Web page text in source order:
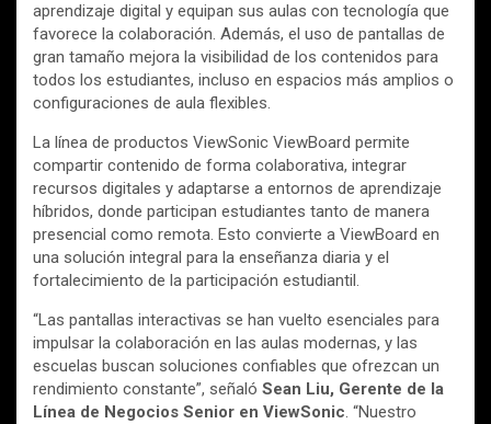
aprendizaje digital y equipan sus aulas con tecnología que
favorece la colaboración. Además, el uso de pantallas de
gran tamaño mejora la visibilidad de los contenidos para
todos los estudiantes, incluso en espacios más amplios o
configuraciones de aula flexibles.
La línea de productos ViewSonic ViewBoard permite
compartir contenido de forma colaborativa, integrar
recursos digitales y adaptarse a entornos de aprendizaje
híbridos, donde participan estudiantes tanto de manera
presencial como remota. Esto convierte a ViewBoard en
una solución integral para la enseñanza diaria y el
fortalecimiento de la participación estudiantil.
“Las pantallas interactivas se han vuelto esenciales para
impulsar la colaboración en las aulas modernas, y las
escuelas buscan soluciones confiables que ofrezcan un
rendimiento constante”, señaló Sean Liu, Gerente de la
Línea de Negocios Senior en ViewSonic. “Nuestro